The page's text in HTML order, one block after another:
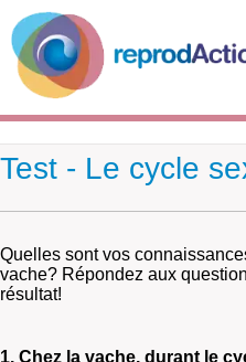
Test - Le cycle
Quelles sont vos
vache? Répondez aux
résultat!
1. Chez la vache, durant le